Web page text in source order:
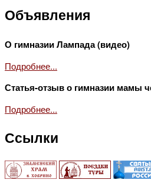
Объявления
О гимназии Лампада (видео)
Подробнее...
Статья-отзыв о гимназии мамы
Подробнее...
Ссылки